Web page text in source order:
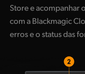
Store e acompanhar
com a Blackmagic
erros e o status das